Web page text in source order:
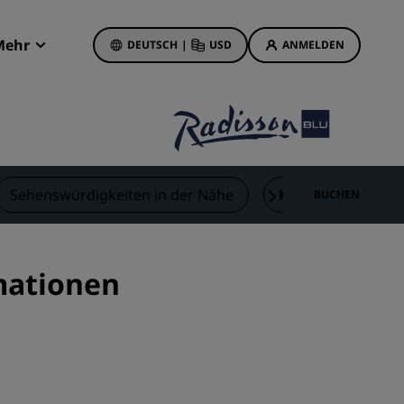
DEUTSCH | USD ANMELDEN
Hotelangebote
Unsere Angebote entdecken
Bonus für die erste Buchung
Sehenswürdigkeiten in der Nähe KontaktBUCHEN